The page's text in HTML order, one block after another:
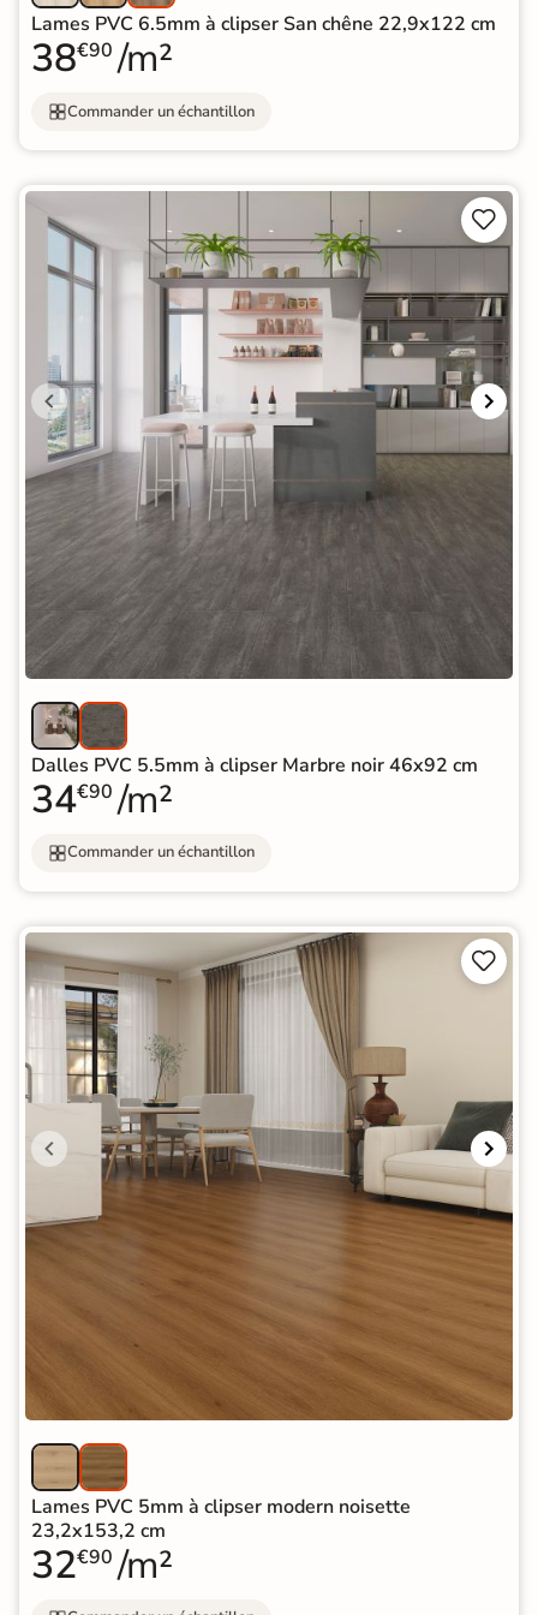
Lames PVC 6.5mm à clipser San chêne 22,9x122 cm
38€90 /m²
Commander un échantillon


Dalles PVC 5.5mm à clipser Marbre noir 46x92 cm
34€90 /m²
Commander un échantillon


Lames PVC 5mm à clipser modern noisette
23,2x153,2 cm
32€90 /m²